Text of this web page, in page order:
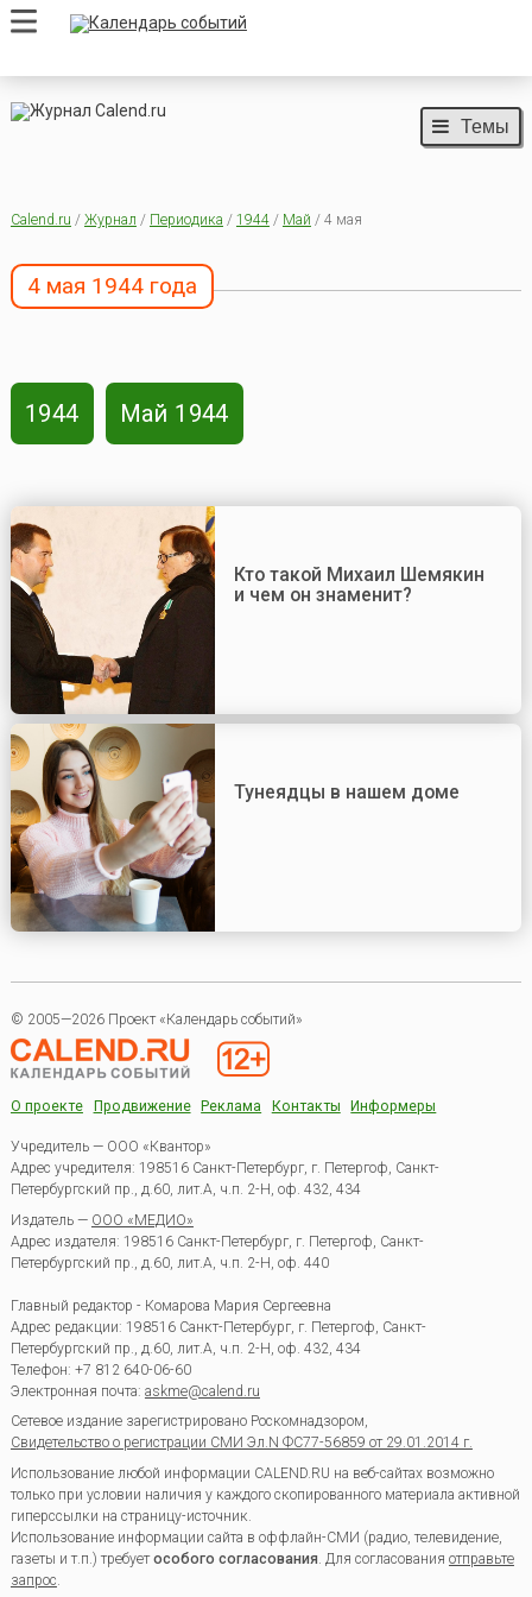
Темы
Calend.ru / Журнал / Периодика / 1944/ Май / 4 мая
4 мая 1944 года
1944 Май 1944
Кто такой Михаил Шемякин
и чем он знаменит?
Тунеядцы в нашем доме
© 2005—2026 Проект «Календарь событий»
О проекте Продвижение Реклама Контакты Информеры
Учредитель — ООО «Квантор»
Адрес учредителя: 198516 Санкт-Петербург, г. Петергоф, Санкт-
Петербургский пр., д.60, лит.А, ч.п. 2-Н, оф. 432, 434
Издатель — ООО «МЕДИО»
Адрес издателя: 198516 Санкт-Петербург, г. Петергоф, Санкт-
Петербургский пр., д.60, лит.А, ч.п. 2-Н, оф. 440
Главный редактор - Комарова Мария Сергеевна
Адрес редакции: 198516 Санкт-Петербург, г. Петергоф Санкт-
Петербургский пр., д.60, лит.А, ч.п. 2-Н, оф. 432, 434
Телефон: +7 812 640-06-60
Электронная почта: askme@calend.ru
Сетевое издание зарегистрировано Роскомнадзором,
Свидетельство о регистрации СМИ Эл.N ФС77-56859 от 29.01.2014 г.
Использование любой информации CALEND.RU на веб-сайтах возможно
только при условии наличия у каждого скопированного материала активной
гиперссылки на страницу-источник.
Использование информации сайта в оффлайн-СМИ (радио, телевидение,
газеты и т.п.) требуетособого согласования. Для согласования отправьте
запрос.